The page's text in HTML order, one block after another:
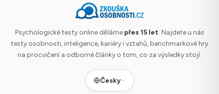
Psychologické testy online děláme přes 15 let. Najdete u nás
testy osobnosti, inteligence, kariéry i vztahů, benchmarkové hry
na procvičení a odborné články o tom, co za výsledky stojí.
Česky